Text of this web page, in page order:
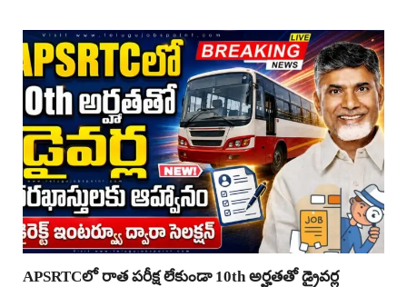
APSRTCలో రాత పరీక్ష లేకుండా 10th అర్హతతో డ్రైవర్ల